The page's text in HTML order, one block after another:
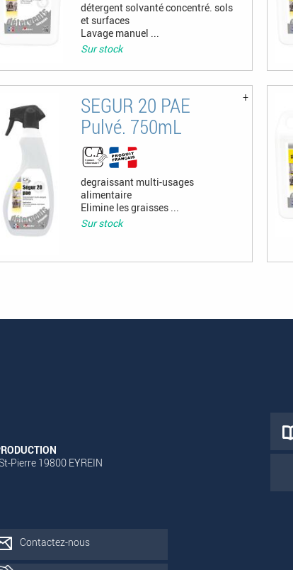
détergent solvanté concentré. sols
et surfaces
Lavage manuel ...
Sur stock
SEGUR 20 PAE
Pulvé. 750mL
degraissant multi-usages
alimentaire
Elimine les graisses ...
Sur stock
Pierre 19800 EYREIN
Contactez-nous